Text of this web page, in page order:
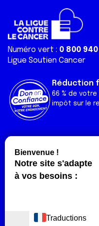
Numéro vert : 0 800
Ligue Soutien Cancer
Réduction
66 % de
impôt sur le
Liens utiles
Nos actualités
Nos publications
Contact